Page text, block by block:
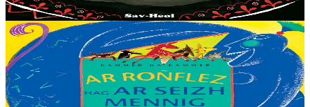
En stock9,00 €
3 ans et plus
Sav-heol
Le loup et les sept chevreaux
L'ogresse n'a qu'à bien se tenir : c'est une mère en furie qui vient